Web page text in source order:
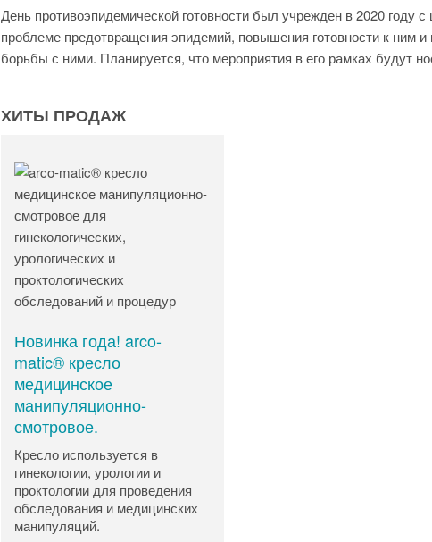
День противоэпидемической готовности был учрежден в 2020 году
проблеме предотвращения эпидемий, повышения готовности к ним
борьбы с ними. Планируется, что мероприятия в его рамках будут
ХИТЫ ПРОДАЖ
Новинка года! arco-
matic® кресло
медицинское
манипуляционно-
смотровое.
Кресло используется в
гинекологии, урологии и
проктологии для проведения
обследования и медицинских
манипуляций.